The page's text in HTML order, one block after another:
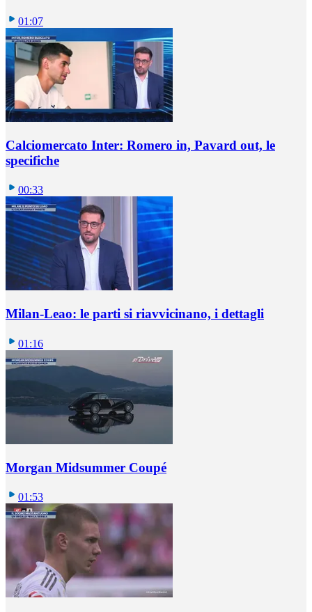
01:07
Calciomercato Inter: Romero in, Pavard out, le
specifiche
00:33
Milan-Leao: le parti si riavvicinano, i dettagli
01:16
Morgan Midsummer Coupé
01:53